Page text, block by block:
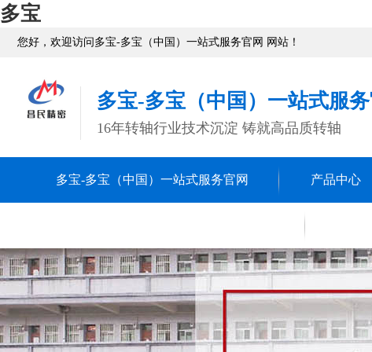
多宝
您好，欢迎访问多宝-多宝（中国）一站式服务官网 网站！
多宝-多宝（中国）一站式服务
16年转轴行业技术沉淀 铸就高品质转轴
多宝-多宝（中国）一站式服务官网 产品中心
五金冲压件
精密车削件
CNC数控车床件
关于多宝-多宝（中国）
一站式服务官网
多宝-多宝（中国）一站